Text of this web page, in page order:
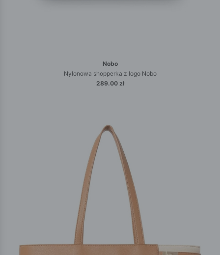
Nobo
Nylonowa shopperka z logo Nobo
289.00 zł